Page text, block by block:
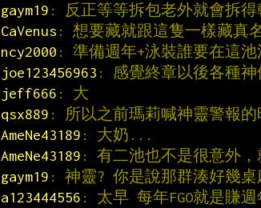
gaym19 : 反正等等拆包老外就會拆得
CaVenus : 想要藏就跟這隻一樣藏真
ncy2000 : 準備週年+泳裝誰要在這池
joe123456963 : 感覺終章以後各種神
jeff666 : 大
qsx889 : 所以之前瑪莉喊神靈警報的
AmeNe43189 : 大奶...
AmeNe43189 : 有二池也不是很意外，
gaym19 : 神靈? 你是說那群湊好幾桌
a123444556 : 太早 每年FGO就是賺